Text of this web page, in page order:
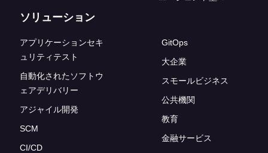
ソリューション
アプリケーションセキ
ュリティテスト
自動化されたソフトウ
ェアデリバリー
アジャイル開発
SCM
CI/CD
GitOps
大企業
スモールビジネス
公共機関
教育
金融サービス